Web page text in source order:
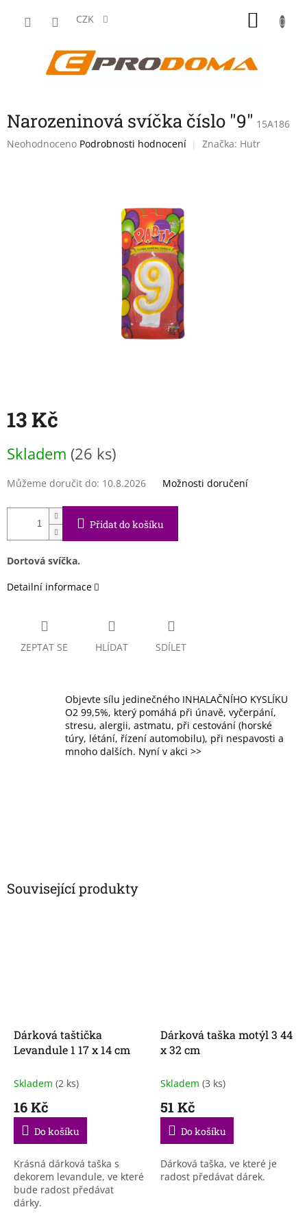
CZK
Narozeninová svíčka číslo "9" 15A186
Průměrné
Neohodnoceno Podrobnosti hodnocení Značka: Hutr
13 Kč
cena:
Skladem (26 ks)
Můžeme doručit do: 10.8.2026 Možnosti doručení
Přidat do košíku
Dortová svíčka.
Detailní informace
ZEPTAT SE HLÍDAT SDÍLET
Objevte sílu jedinečného INHALAČNÍHO KYSLÍKU
O2 99,5%, který pomáhá při únavě, vyčerpání,
stresu, alergii, astmatu, při cestování (horské
túry, létání, řízení automobilu), při nespavosti a
mnoho dalších. Nyní v akci >>
Související produkty
Dárková taštička
Levandule 1 17 x 14 cm
Skladem (2 ks)
16 Kč
Do košíku
Krásná dárková taška s
dekorem levandule, ve které
bude radost předávat
dárky.
Dárková taška motýl 3 44
x 32 cm
Skladem (3 ks)
51 Kč
Do košíku
Dárková taška, ve které je
radost předávat dárek.